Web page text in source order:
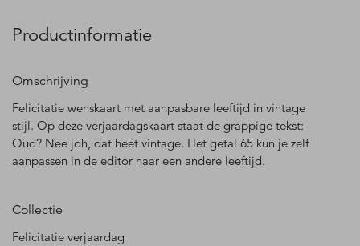
Productinformatie
Omschrijving
Felicitatie wenskaart met aanpasbare leeftijd in vintage
stijl. Op deze verjaardagskaart staat de grappige tekst:
Oud? Nee joh, dat heet vintage. Het getal 65 kun je zelf
aanpassen in de editor naar een andere leeftijd.
Collectie
Felicitatie verjaardag